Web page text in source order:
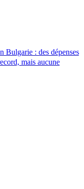
Bulgarie : des dépenses
mais aucune